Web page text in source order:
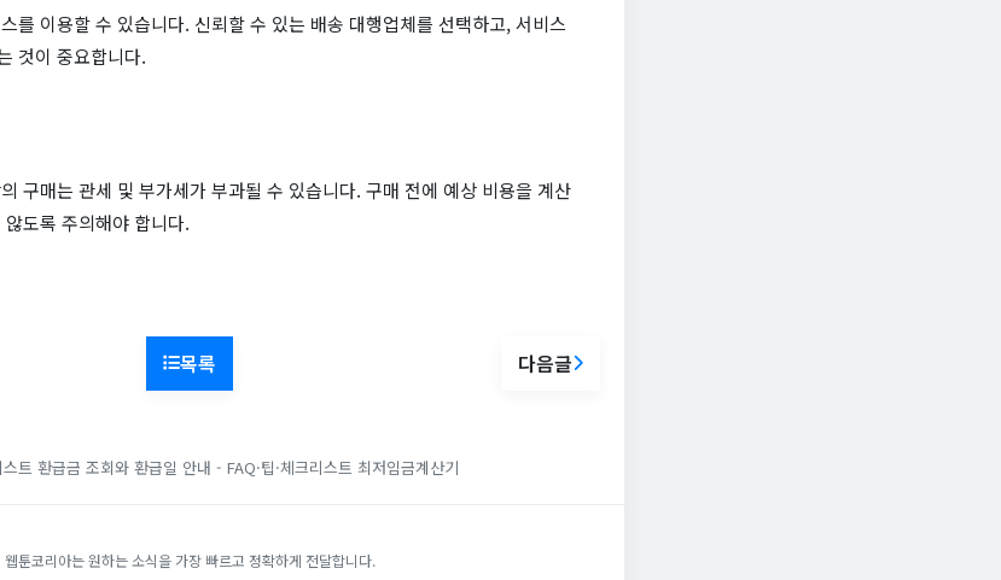
를 이용할 수 있습니다. 신뢰할 수 있는 배송 대행업체를 선택하고, 서비스
것이 중요합니다.
구매는 관세 및 부가세가 부과될 수 있습니다. 구매 전에 예상 비용을 계산
도록 주의해야 합니다.
목록 다음글
트 환급금 조회와 환급일 안내 - FAQ·팁·체크리스트 최저임금계산기
웹툰코리아는 원하는 소식을 가장 빠르고 정확하게 전달합니다.